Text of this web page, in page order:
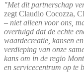
"Met dit partnerschap
zegt Claudio Cocozza,
– niet alleen voor ons,
overtuigd dat de echte
waardecreatie, kansen
verdieping van onze
kans om in de regio
en servicecentrum op te